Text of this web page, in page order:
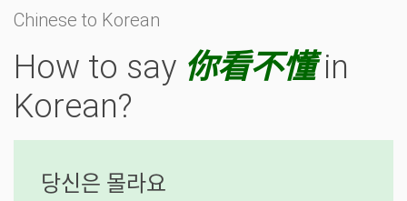
Chinese to Korean
How to say 你看不懂in
Korean?
당신은 몰라요